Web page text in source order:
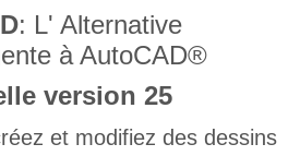
: L' Alternative
à AutoCAD®
version 25
et modifiez des dessins